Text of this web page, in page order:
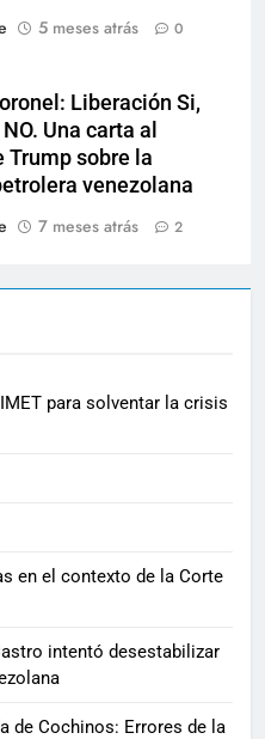
5 meses atrás 0
Liberación Si,
Una carta al
Trump sobre la
venezolana
7 meses atrás 2
para solventar la crisis
en el contexto de la Corte
intentó desestabilizar
de Cochinos: Errores de la